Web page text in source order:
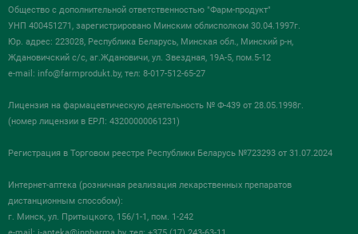
Общество с дополнительной ответственностью "Фарм-продукт"
УНП 400451271, зарегистрировано Минским облисполком 30.04.1997г.
Юр. адрес: 223028, Республика Беларусь, Минская обл., Минский р-н,
Ждановичский с/с, аг.Ждановичи, ул. Звездная, 19А-5, пом.5-12
e-mail: info@farmprodukt.by, тел: 8-017-512-65-27
Лицензия на фармацевтическую деятельность № Ф-439 от 28.05.1998г.
(номер лицензии в ЕРЛ: 43200000061231)
Регистрация в Торговом реестре Республики Беларусь №723293 от 31.07.2024
Интернет-аптека (розничная реализация лекарственных препаратов
дистанционным способом):
г. Минск, ул. Притыцкого, 156/1-1, пом. 1-242